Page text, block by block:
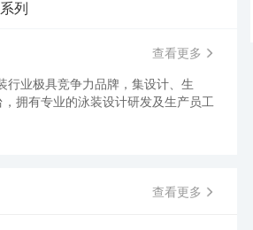
列
查看更多
行业极具竞争力品牌，集设计、生
拥有专业的泳装设计研发及生产员工
查看更多